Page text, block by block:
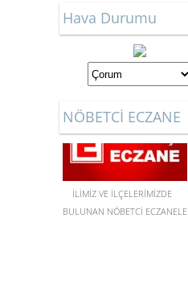
Hava Durumu
NÖBETCİ ECZANE
BULUNAN NÖBETCİ ECZANELER